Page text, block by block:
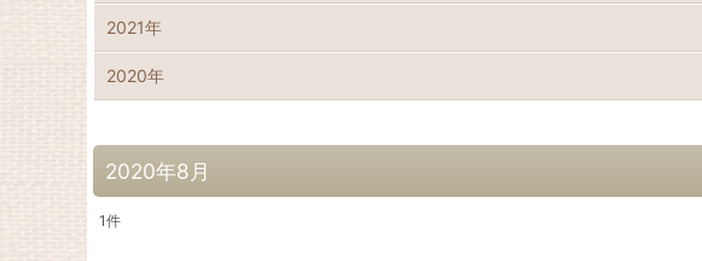
2020年8月
1件
2021年
2020年